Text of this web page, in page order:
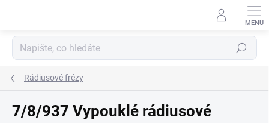
Hledat
Rádiusové frézy
7/8/937 Vypouklé rádiusové